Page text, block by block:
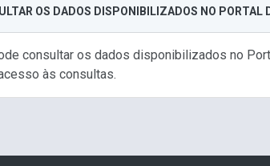
OS DADOS DISPONIBILIZADOS NO PORTAL
consultar os dados disponibilizados no
às consultas.